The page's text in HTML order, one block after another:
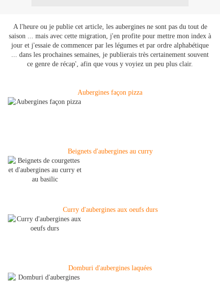
A l'heure ou je publie cet article, les aubergines ne sont pas du tout de
saison ... mais avec cette migration, j'en profite pour mettre mon index à
jour et j'essaie de commencer par les légumes et par ordre alphabétique
... dans les prochaines semaines, je publierais très certainement souvent
ce genre de récap', afin que vous y voyiez un peu plus clair.
Aubergines façon pizza
Beignets d'aubergines au curry
Curry d'aubergines aux oeufs durs
Domburi d'aubergines laquées